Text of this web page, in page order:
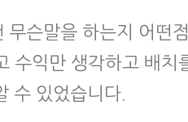
무슨말을 하는지 어떤
수익만 생각하고 배치
수 있었습니다.